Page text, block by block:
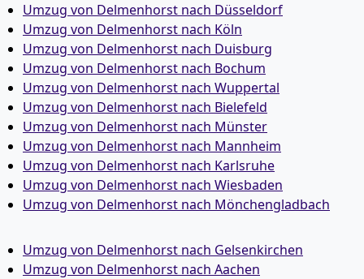
Umzug von Delmenhorst nach Düsseldorf
Umzug von Delmenhorst nach Köln
Umzug von Delmenhorst nach Duisburg
Umzug von Delmenhorst nach Bochum
Umzug von Delmenhorst nach Wuppertal
Umzug von Delmenhorst nach Bielefeld
Umzug von Delmenhorst nach Münster
Umzug von Delmenhorst nach Mannheim
Umzug von Delmenhorst nach Karlsruhe
Umzug von Delmenhorst nach Wiesbaden
Umzug von Delmenhorst nach Mönchen­gladbach
Umzug von Delmenhorst nach Gelsenkirchen
Umzug von Delmenhorst nach Aachen